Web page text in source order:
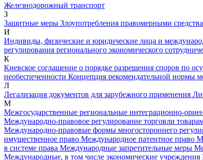
Железнодорожный транспорт
З
Защитные меры Злоупотребления правомерными
И
Индивиды, физические и юридические лица и
регулирования регионального экономического
К
Киевское соглашение о порядке разрешения споров по
необеспеченности Концепция рекомендательной нормы
Л
Легализация документов для зарубежного применения
М
Межгосударственные региональные интеграционно-
Международно-правовое регулирование торговли
Международно-правовые формы многостороннего
имущественное право Международное патентное право
в системе права Международные запретительные меры
Международные, в том числе экономические учреждения